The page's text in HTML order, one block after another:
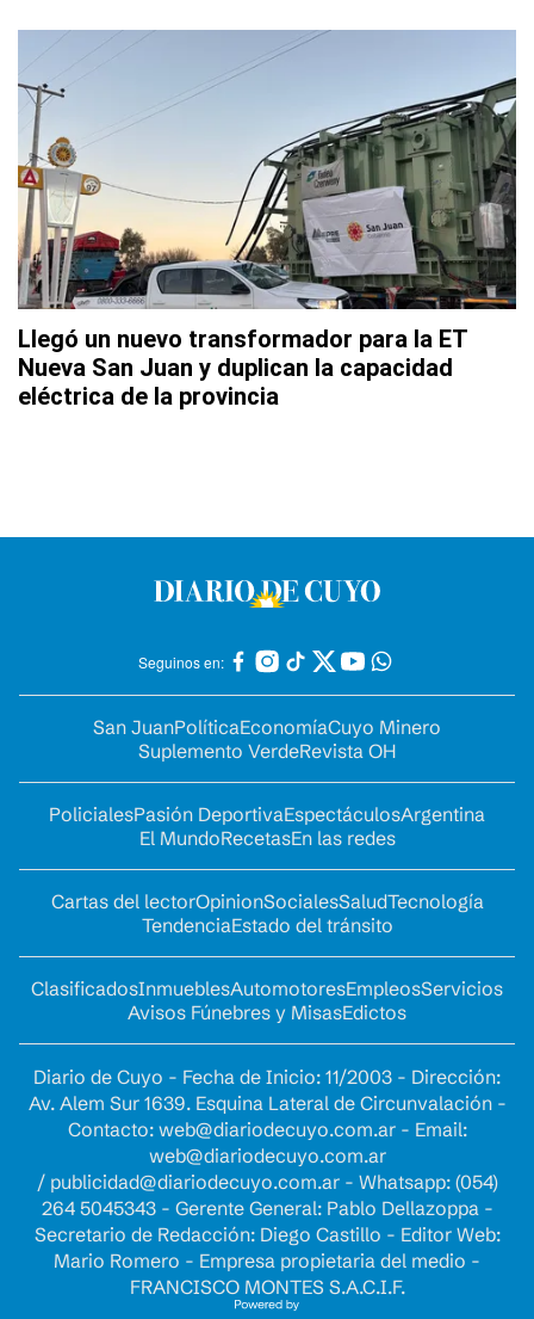
Llegó un nuevo transformador para la ET
Nueva San Juan y duplican la capacidad
eléctrica de la provincia
Seguinos en:
San JuanPolíticaEconomíaCuyo Minero
Suplemento VerdeRevista OH
PolicialesPasión DeportivaEspectáculosArgentina
El MundoRecetasEn las redes
Cartas del lectorOpinionSocialesSaludTecnología
TendenciaEstado del tránsito
ClasificadosInmueblesAutomotoresEmpleosServicios
Avisos Fúnebres y MisasEdictos
Diario de Cuyo - Fecha de Inicio: 11/2003 - Dirección:
Av. Alem Sur 1639. Esquina Lateral de Circunvalación -
Contacto: web@diariodecuyo.com.ar- Email:
web@diariodecuyo.com.ar
/ publicidad@diariodecuyo.com.ar- Whatsapp: (054)
264 5045343 - Gerente General: Pablo Dellazoppa -
Secretario de Redacción: Diego Castillo - Editor Web:
Mario Romero - Empresa propietaria del medio -
FRANCISCO MONTES S.A.C.I.F.